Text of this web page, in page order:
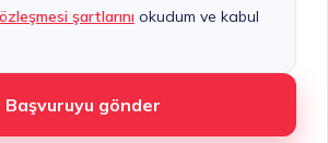
şartlarını okudum ve kabul
Başvuruyu gönder